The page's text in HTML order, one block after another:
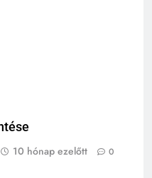
10 hónap ezelőtt 0